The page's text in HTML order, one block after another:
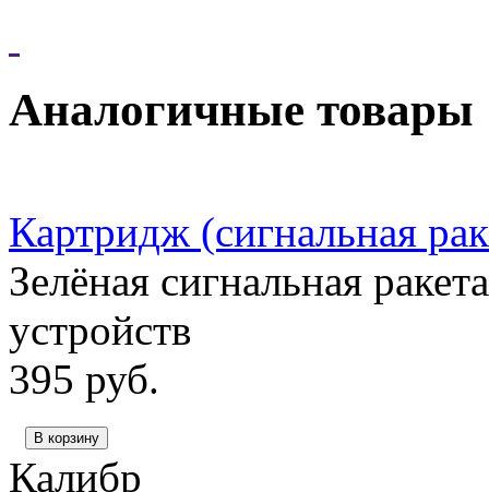
Аналогичные товары
Картридж (сигнальная
Зелёная сигнальная
устройств
395 руб.
В корзину
Калибр